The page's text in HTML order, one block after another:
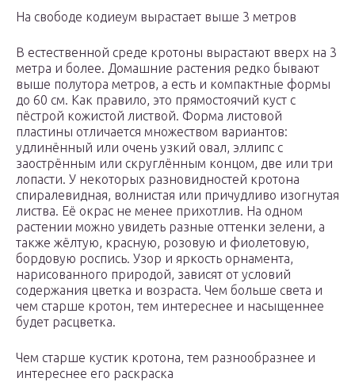
На свободе кодиеум вырастает выше 3 метров
В естественной среде кротоны вырастают вверх на 3
метра и более. Домашние растения редко бывают
выше полутора метров, а есть и компактные формы
до 60 см. Как правило, это прямостоячий куст с
пёстрой кожистой листвой. Форма листовой
пластины отличается множеством вариантов:
удлинённый или очень узкий овал, эллипс с
заострённым или скруглённым концом, две или три
лопасти. У некоторых разновидностей кротона
спиралевидная, волнистая или причудливо изогнутая
листва. Её окрас не менее прихотлив. На одном
растении можно увидеть разные оттенки зелени, а
также жёлтую, красную, розовую и фиолетовую,
бордовую роспись. Узор и яркость орнамента,
нарисованного природой, зависят от условий
содержания цветка и возраста. Чем больше света и
чем старше кротон, тем интереснее и насыщеннее
будет расцветка.
Чем старше кустик кротона, тем разнообразнее и
интереснее его раскраска